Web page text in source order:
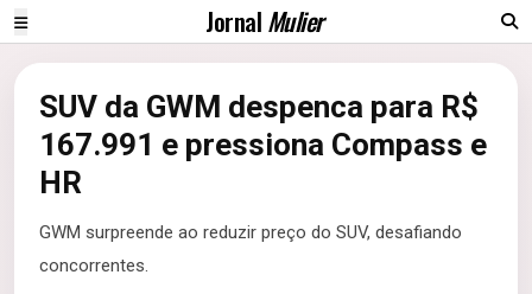
JornalMulier
SUV da GWM despenca para R$
167.991 e pressiona Compass e
HR
GWM surpreende ao reduzir preço do SUV, desafiando
concorrentes.